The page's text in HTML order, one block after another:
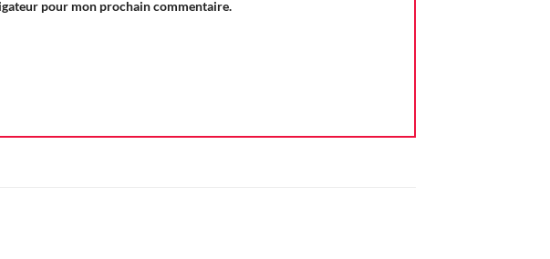
pour mon prochain commentaire.